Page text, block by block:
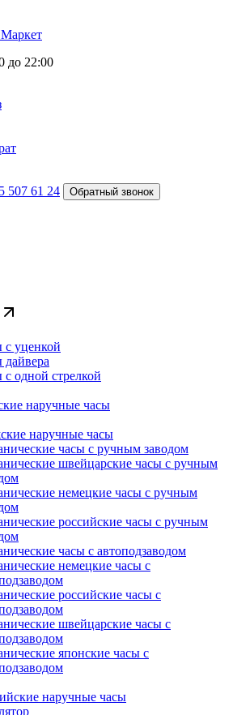
до 22:00
507 61 24 Обратный звонок
с уценкой
дайвера
с одной стрелкой
наручные часы
наручные часы
часы с ручным заводом
швейцарские часы с ручным
немецкие часы с ручным
российские часы с ручным
часы с автоподзаводом
немецкие часы с
российские часы с
швейцарские часы с
японские часы с
наручные часы